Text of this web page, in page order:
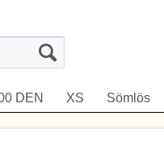
DEN XS Sömlös